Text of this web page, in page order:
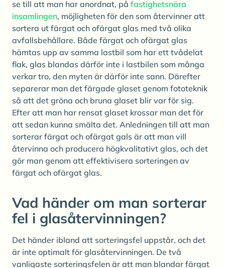
se till att man har anordnat, på fastighetsnära
insamlingen, möjligheten för den som återvinner att
sortera ut färgat och ofärgat glas med två olika
avfallsbehållare. Både färgat och ofärgat glas
hämtas upp av samma lastbil som har ett tvådelat
flak, glas blandas därför inte i lastbilen som många
verkar tro, den myten är därför inte sann. Därefter
separerar man det färgade glaset genom fototeknik
så att det gröna och bruna glaset blir var för sig.
Efter att man har rensat glaset krossar man det för
att sedan kunna smälta det. Anledningen till att man
sorterar färgat och ofärgat gals är att man vill
återvinna och producera högkvalitativt glas, och det
gör man genom att effektivisera sorteringen av
färgat och ofärgat glas.
Vad händer om man sorterar
fel i glasåtervinningen?
Det händer ibland att sorteringsfel uppstår, och det
är inte optimalt för glasåtervinningen. De två
vanligaste sorteringsfelen är att man blandar färgat